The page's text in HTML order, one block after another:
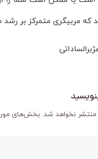
که مربیگری متمرکز بر
منتشر نخواهد شد. بخش‌های